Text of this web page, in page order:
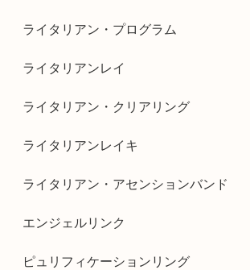
ライタリアン・プログラム
ライタリアンレイ
ライタリアン・クリアリング
ライタリアンレイキ
ライタリアン・アセンションバンド
エンジェルリンク
ピュリフィケーションリング